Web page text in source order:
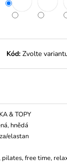
Kód: Zvolte
& TOPY
hnědá
elastan
pilates, free time,